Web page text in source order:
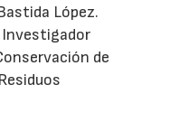
López.
Investigador
de